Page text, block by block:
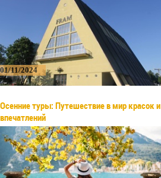
01/11/2024
Осенние туры: Путешествие в мир красок и
впечатлений